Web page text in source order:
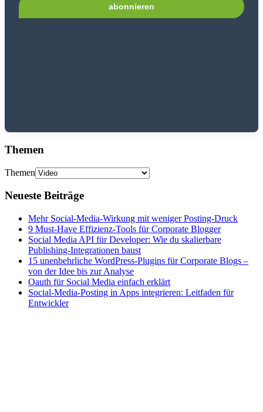
Themen
Themen
Neueste Beiträge
Mehr Social-Media-Wirkung mit weniger Posting-Druck
9 Must-Have Effizienz-Tools für Corporate Blogger
Social Media API für Developer: Wie du skalierbare
Publishing-Integrationen baust
15 unenbehrliche WordPress-Plugins für Corporate Blogs –
von der Idee bis zur Analyse
Oauth für Social Media einfach erklärt
Social-Media-Posting in Apps integrieren: Leitfaden für
Entwickler